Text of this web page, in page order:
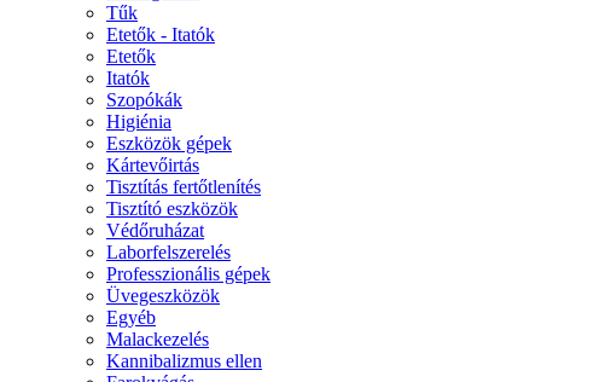
Tűk
Etetők - Itatók
Etetők
Itatók
Szopókák
Higiénia
Eszközök gépek
Kártevőirtás
Tisztítás fertőtlenítés
Tisztító eszközök
Védőruházat
Laborfelszerelés
Professzionális gépek
Üvegeszközök
Egyéb
Malackezelés
Kannibalizmus ellen